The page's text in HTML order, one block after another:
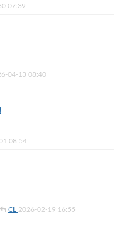
07:39
04-13 08:40
08:54
CL 2026-02-19 16:55